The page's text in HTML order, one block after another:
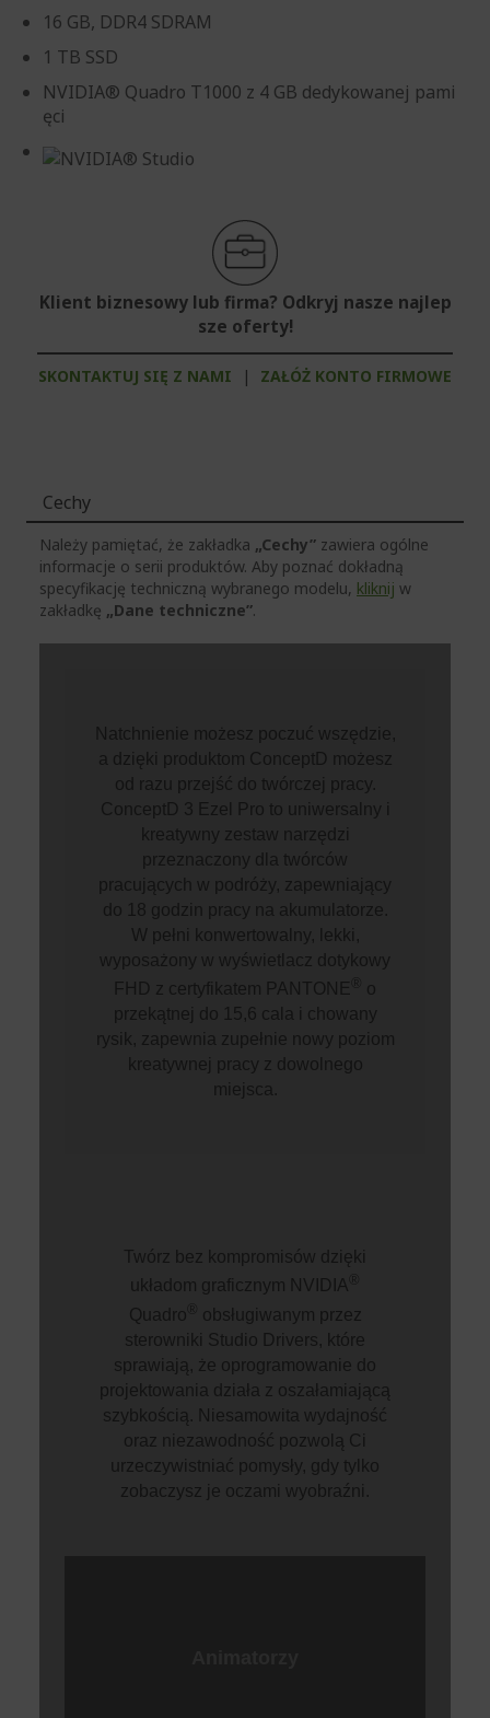
16 GB, DDR4 SDRAM
1 TB SSD
NVIDIA® Quadro T1000 z 4 GB dedykowanej pami
ęci
Klient biznesowy lub firma? Odkryj nasze najlep
sze oferty!
SKONTAKTUJ SIĘ Z NAMI | ZAŁÓŻ KONTO FIRMOWE
Cechy
Należy pamiętać, że zakładka „Cechy” zawiera ogólne
informacje o serii produktów. Aby poznać dokładną
specyfikację techniczną wybranego modelu, kliknij w
zakładkę „Dane techniczne”.